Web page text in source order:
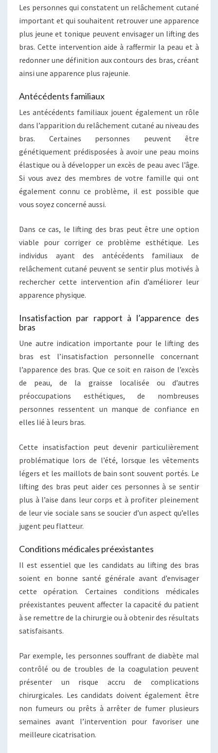
Les personnes qui constatent un relâchement cutané
important et qui souhaitent retrouver une apparence
plus jeune et tonique peuvent envisager un lifting des
bras. Cette intervention aide à raffermir la peau et à
redonner une définition aux contours des bras, créant
ainsi une apparence plus rajeunie.
Antécédents familiaux
Les antécédents familiaux jouent également un rôle
dans l’apparition du relâchement cutané au niveau des
bras. Certaines personnes peuvent être
génétiquement prédisposées à avoir une peau moins
élastique ou à développer un excès de peau avec l’âge.
Si vous avez des membres de votre famille qui ont
également connu ce problème, il est possible que
vous soyez concerné aussi.
Dans ce cas, le lifting des bras peut être une option
viable pour corriger ce problème esthétique. Les
individus ayant des antécédents familiaux de
relâchement cutané peuvent se sentir plus motivés à
rechercher cette intervention afin d’améliorer leur
apparence physique.
Insatisfaction par rapport à l’apparence des
bras
Une autre indication importante pour le lifting des
bras est l’insatisfaction personnelle concernant
l’apparence des bras. Que ce soit en raison de l’excès
de peau, de la graisse localisée ou d’autres
préoccupations esthétiques, de nombreuses
personnes ressentent un manque de confiance en
elles lié à leurs bras.
Cette insatisfaction peut devenir particulièrement
problématique lors de l’été, lorsque les vêtements
légers et les maillots de bain sont souvent portés. Le
lifting des bras peut aider ces personnes à se sentir
plus à l’aise dans leur corps et à profiter pleinement
de leur vie sociale sans se soucier d’un aspect qu’elles
jugent peu flatteur.
Conditions médicales préexistantes
Il est essentiel que les candidats au lifting des bras
soient en bonne santé générale avant d’envisager
cette opération. Certaines conditions médicales
préexistantes peuvent affecter la capacité du patient
à se remettre de la chirurgie ou à obtenir des résultats
satisfaisants.
Par exemple, les personnes souffrant de diabète mal
contrôlé ou de troubles de la coagulation peuvent
présenter un risque accru de complications
chirurgicales. Les candidats doivent également être
non fumeurs ou prêts à arrêter de fumer plusieurs
semaines avant l’intervention pour favoriser une
meilleure cicatrisation.